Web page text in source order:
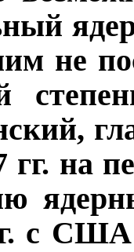
не
на
с США